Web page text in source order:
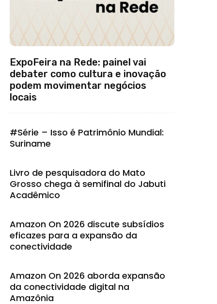
ExpoFeira na Rede: painel vai
debater como cultura e inovação
podem movimentar negócios
locais
#Série – Isso é Patrimônio Mundial:
Suriname
Livro de pesquisadora do Mato
Grosso chega à semifinal do Jabuti
Acadêmico
Amazon On 2026 discute subsídios
eficazes para a expansão da
conectividade
Amazon On 2026 aborda expansão
da conectividade digital na
Amazônia